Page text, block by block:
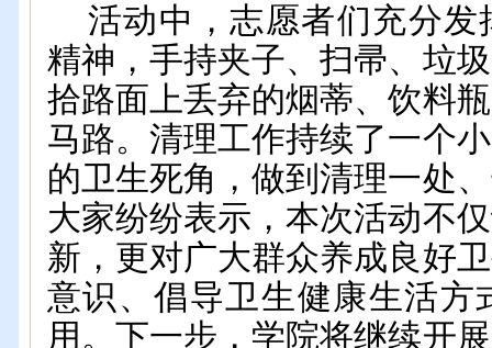
活动中，志愿者们充分发
精神，手持夹子、扫帚、垃
拾路面上丢弃的烟蒂、饮料
马路。清理工作持续了一个
的卫生死角，做到清理一处
大家纷纷表示，本次活动不
新，更对广大群众养成良好
意识、倡导卫生健康生活方
用。下一步，学院将继续开